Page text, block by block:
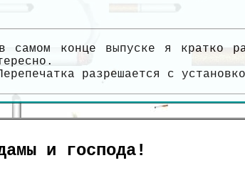
самом конце выпуске я кратко
разрешается с
и господа!